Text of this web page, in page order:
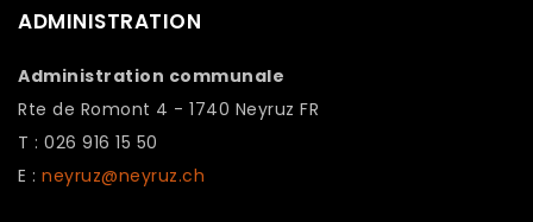
ADMINISTRATION
Administration communale
Rte de Romont 4 - 1740 Neyruz FR
T : 026 916 15 50
E : neyruz@neyruz.ch